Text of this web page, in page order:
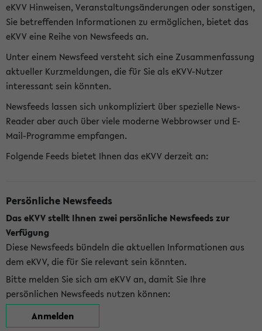
eKVV Hinweisen, Veranstaltungsänderungen oder sonstigen,
Sie betreffenden Informationen zu ermöglichen, bietet das
eKVV eine Reihe von Newsfeeds an.
Unter einem Newsfeed versteht sich eine Zusammenfassung
aktueller Kurzmeldungen, die für Sie als eKVV-Nutzer
interessant sein könnten.
Newsfeeds lassen sich unkompliziert über spezielle News-
Reader aber auch über viele moderne Webbrowser und E-
Mail-Programme empfangen.
Folgende Feeds bietet Ihnen das eKVV derzeit an:
Persönliche Newsfeeds
Das eKVV stellt Ihnen zwei persönliche Newsfeeds zur
Verfügung
Diese Newsfeeds bündeln die aktuellen Informationen aus
dem eKVV, die für Sie relevant sein könnten.
Bitte melden Sie sich am eKVV an, damit Sie Ihre
persönlichen Newsfeeds nutzen können:
Anmelden